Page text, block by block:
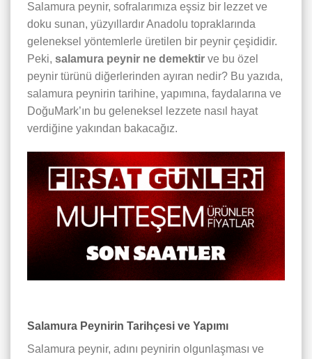
Salamura peynir, sofralarımıza eşsiz bir lezzet ve
doku sunan, yüzyıllardır Anadolu topraklarında
geleneksel yöntemlerle üretilen bir peynir çeşididir.
Peki, salamura peynir ne demektir ve bu özel
peynir türünü diğerlerinden ayıran nedir? Bu yazıda,
salamura peynirin tarihine, yapımına, faydalarına ve
DoğuMark’ın bu geleneksel lezzete nasıl hayat
verdiğine yakından bakacağız.
Salamura Peynirin Tarihçesi ve Yapımı
Salamura peynir, adını peynirin olgunlaşması ve